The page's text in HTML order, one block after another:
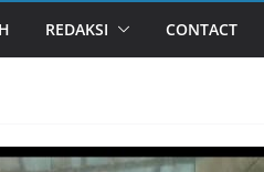
REDAKSI CONTACT